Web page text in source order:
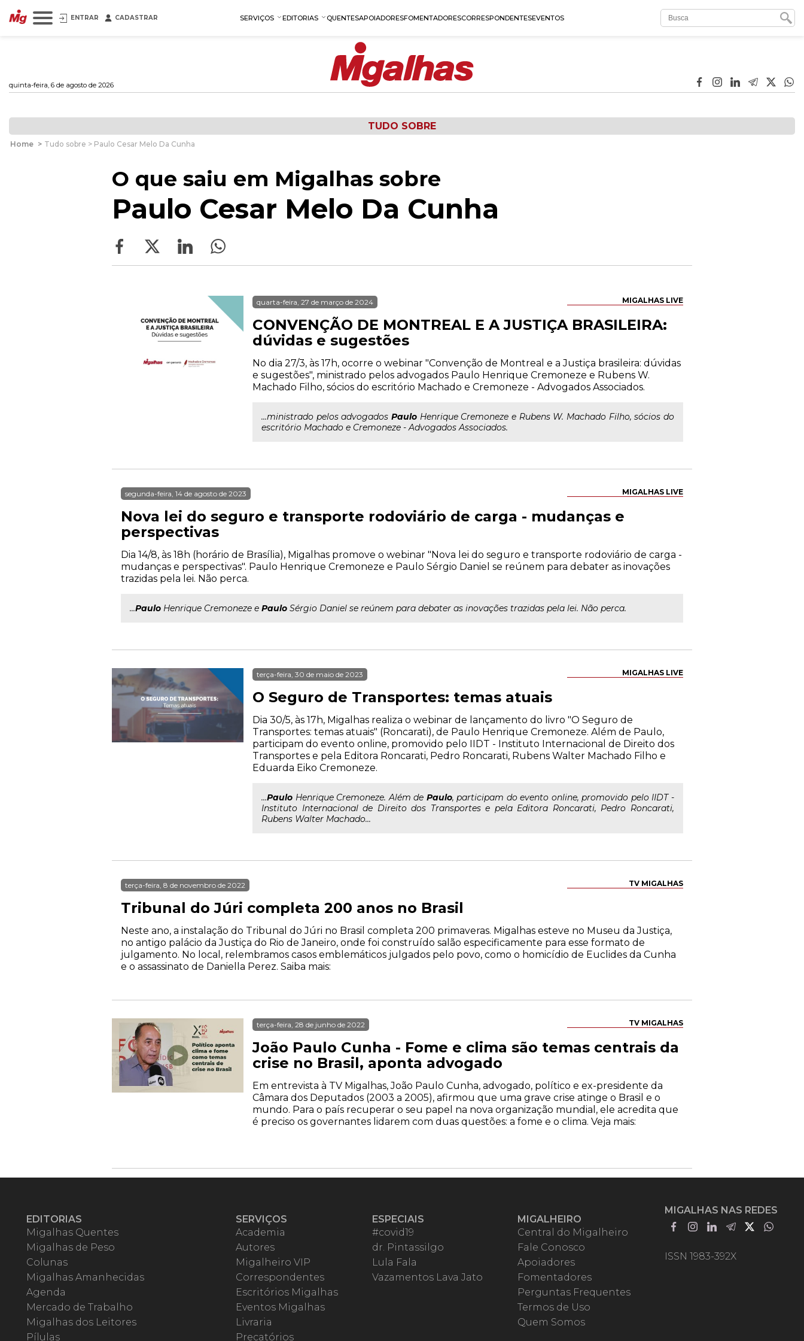
ENTRAR CADASTRAR SERVIÇOS EDITORIAS QUENTESAPOIADORESFOMENTADORESCORRESPONDENTESEVENTOS
quinta-feira, 6 de agosto de 2026
TUDO SOBRE
Home > Tudo sobre > Paulo Cesar Melo Da Cunha
O que saiu em Migalhas sobre
Paulo Cesar Melo Da Cunha
MIGALHAS LIVE
quarta-feira, 27 de março de 2024
CONVENÇÃO DE MONTREAL E A JUSTIÇA BRASILEIRA:
dúvidas e sugestões
No dia 27/3, às 17h, ocorre o webinar "Convenção de Montreal e a Justiça brasileira: dúvidas
e sugestões", ministrado pelos advogados Paulo Henrique Cremoneze e Rubens W.
Machado Filho, sócios do escritório Machado e Cremoneze - Advogados Associados.
...ministrado pelos advogados Paulo Henrique Cremoneze e Rubens W. Machado Filho, sócios do
escritório Machado e Cremoneze - Advogados Associados.
MIGALHAS LIVE
segunda-feira, 14 de agosto de 2023
Nova lei do seguro e transporte rodoviário de carga - mudanças e
perspectivas
Dia 14/8, às 18h (horário de Brasília), Migalhas promove o webinar "Nova lei do seguro e transporte rodoviário de carga -
mudanças e perspectivas". Paulo Henrique Cremoneze e Paulo Sérgio Daniel se reúnem para debater as inovações
trazidas pela lei. Não perca.
...Paulo Henrique Cremoneze e Paulo Sérgio Daniel se reúnem para debater as inovações trazidas pela lei. Não perca.
MIGALHAS LIVE
terça-feira, 30 de maio de 2023
O Seguro de Transportes: temas atuais
Dia 30/5, às 17h, Migalhas realiza o webinar de lançamento do livro "O Seguro de
Transportes: temas atuais" (Roncarati), de Paulo Henrique Cremoneze. Além de Paulo,
participam do evento online, promovido pelo IIDT - Instituto Internacional de Direito dos
Transportes e pela Editora Roncarati, Pedro Roncarati, Rubens Walter Machado Filho e
Eduarda Eiko Cremoneze.
...Paulo Henrique Cremoneze. Além de Paulo, participam do evento online, promovido pelo IIDT -
Instituto Internacional de Direito dos Transportes e pela Editora Roncarati, Pedro Roncarati,
Rubens Walter Machado...
TV MIGALHAS
terça-feira, 8 de novembro de 2022
Tribunal do Júri completa 200 anos no Brasil
Neste ano, a instalação do Tribunal do Júri no Brasil completa 200 primaveras. Migalhas esteve no Museu da Justiça,
no antigo palácio da Justiça do Rio de Janeiro, onde foi construído salão especificamente para esse formato de
julgamento. No local, relembramos casos emblemáticos julgados pelo povo, como o homicídio de Euclides da Cunha
e o assassinato de Daniella Perez. Saiba mais:
TV MIGALHAS
terça-feira, 28 de junho de 2022
João Paulo Cunha - Fome e clima são temas centrais da
crise no Brasil, aponta advogado
Em entrevista à TV Migalhas, João Paulo Cunha, advogado, político e ex-presidente da
Câmara dos Deputados (2003 a 2005), afirmou que uma grave crise atinge o Brasil e o
mundo. Para o país recuperar o seu papel na nova organização mundial, ele acredita que
é preciso os governantes lidarem com duas questões: a fome e o clima. Veja mais:
EDITORIAS
Migalhas Quentes
Migalhas de Peso
Colunas
Migalhas Amanhecidas
Agenda
Mercado de Trabalho
Migalhas dos Leitores
Pílulas
SERVIÇOS
Academia
Autores
Migalheiro VIP
Correspondentes
Escritórios Migalhas
Eventos Migalhas
Livraria
Precatórios
ESPECIAIS
#covid19
dr. Pintassilgo
Lula Fala
Vazamentos Lava Jato
MIGALHEIRO
Central do Migalheiro
Fale Conosco
Apoiadores
Fomentadores
Perguntas Frequentes
Termos de Uso
Quem Somos
MIGALHAS NAS REDES
ISSN 1983-392X